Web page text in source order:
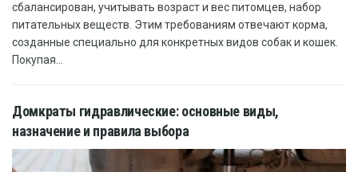
сбалансирован, учитывать возраст и вес питомцев, набор
питательных веществ. Этим требованиям отвечают корма,
созданные специально для конкретных видов собак и кошек.
Покупая...
Домкраты гидравлические: основные виды,
назначение и правила выбора